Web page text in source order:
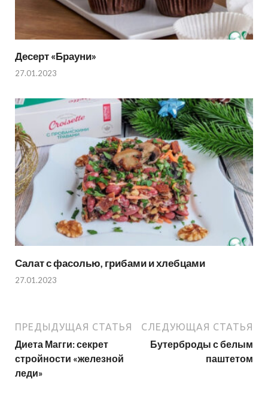
Десерт «Брауни»
27.01.2023
Салат с фасолью, грибами и хлебцами
27.01.2023
ПРЕДЫДУЩАЯ СТАТЬЯ
Диета Магги: секрет
стройности «железной
леди»
СЛЕДУЮЩАЯ СТАТЬЯ
Бутерброды с белым
паштетом